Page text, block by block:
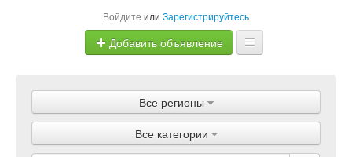
Войдите или Зарегистрируйтесь
Добавить объявление
Объявления
Магазины
Все регионы
Все категории